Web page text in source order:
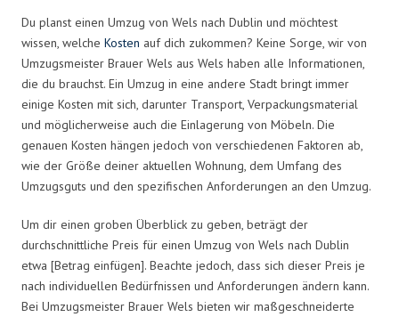
Du planst einen Umzug von Wels nach Dublin und möchtest
wissen, welche Kosten auf dich zukommen? Keine Sorge, wir von
Umzugsmeister Brauer Wels aus Wels haben alle Informationen,
die du brauchst. Ein Umzug in eine andere Stadt bringt immer
einige Kosten mit sich, darunter Transport, Verpackungsmaterial
und möglicherweise auch die Einlagerung von Möbeln. Die
genauen Kosten hängen jedoch von verschiedenen Faktoren ab,
wie der Größe deiner aktuellen Wohnung, dem Umfang des
Umzugsguts und den spezifischen Anforderungen an den Umzug.
Um dir einen groben Überblick zu geben, beträgt der
durchschnittliche Preis für einen Umzug von Wels nach Dublin
etwa [Betrag einfügen]. Beachte jedoch, dass sich dieser Preis je
nach individuellen Bedürfnissen und Anforderungen ändern kann.
Bei Umzugsmeister Brauer Wels bieten wir maßgeschneiderte